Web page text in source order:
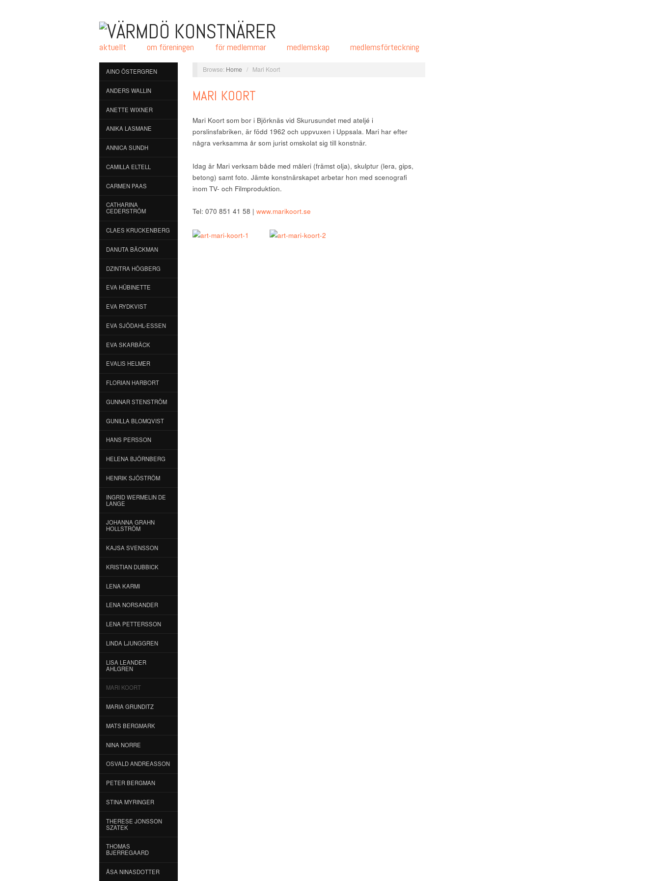
aktuellt om föreningen för medlemmar medlemskap medlemsförteckning
AINO ÖSTERGREN
ANDERS WALLIN
ANETTE WIXNER
ANIKA LASMANE
ANNICA SUNDH
CAMILLA ELTELL
CARMEN PAAS
CATHARINA
CEDERSTRÖM
CLAES KRUCKENBERG
DANUTA BÄCKMAN
DZINTRA HÖGBERG
EVA HÜBINETTE
EVA RYDKVIST
EVA SJÖDAHL-ESSEN
EVA SKARBÄCK
EVALIS HELMER
FLORIAN HARBORT
GUNNAR STENSTRÖM
GUNILLA BLOMQVIST
HANS PERSSON
HELENA BJÖRNBERG
HENRIK SJÖSTRÖM
INGRID WERMELIN DE
LANGE
JOHANNA GRAHN
HOLLSTRÖM
KAJSA SVENSSON
KRISTIAN DUBBICK
LENA KARMI
LENA NORSANDER
LENA PETTERSSON
LINDA LJUNGGREN
LISA LEANDER
AHLGREN
MARI KOORT
MARIA GRUNDITZ
MATS BERGMARK
NINA NORRE
OSVALD ANDREASSON
PETER BERGMAN
STINA MYRINGER
THERESE JONSSON
SZATEK
THOMAS
BJERREGAARD
ÅSA NINASDOTTER
Browse: Home / Mari Koort
MARI KOORT
Mari Koort som bor i Björknäs vid Skurusundet med ateljé i
porslinsfabriken, är född 1962 och uppvuxen i Uppsala. Mari har efter
några verksamma år som jurist omskolat sig till konstnär.
Idag är Mari verksam både med måleri (främst olja), skulptur (lera, gips,
betong) samt foto. Jämte konstnärskapet arbetar hon med scenografi
inom TV- och Filmproduktion.
Tel: 070 851 41 58 | www.marikoort.se